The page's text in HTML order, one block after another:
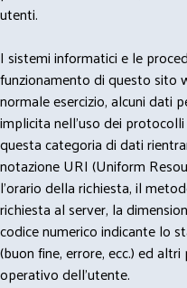
utenti.
I sistemi informatici e le
funzionamento di questo sito
normale esercizio, alcuni dati
implicita nell'uso dei
questa categoria di dati
notazione URI (Uniform
l'orario della richiesta, il
richiesta al server, la
codice numerico indicante lo
(buon fine, errore, ecc.) ed
operativo dell'utente.